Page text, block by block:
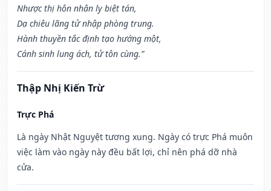
Nhược thị hôn nhân ly biệt tán,
Dạ chiêu lãng tử nhập phòng trung.
Hành thuyền tắc định tạo hướng một,
Cánh sinh lung ách, tử tôn cùng.”
Thập Nhị Kiến Trừ
Trực Phá
Là ngày Nhật Nguyệt tương xung. Ngày có trực Phá muôn
việc làm vào ngày này đều bất lợi, chỉ nên phá dỡ nhà
cửa.